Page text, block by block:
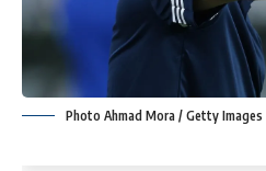
Photo Ahmad Mora / Getty Images